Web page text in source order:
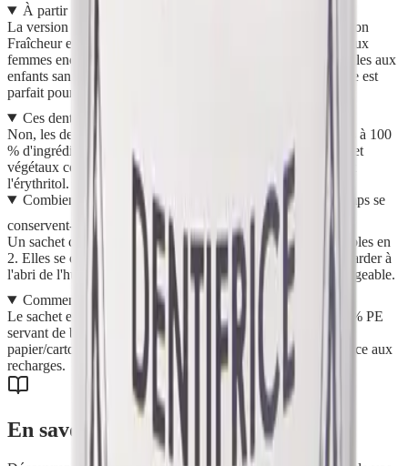
À partir de quel âge les enfants peuvent-ils les utiliser ?
La version Douceur convient aux enfants dès 3 ans. La version
Fraîcheur est déconseillée aux enfants de moins de 7 ans et aux
femmes enceintes. Dans tous les cas, ne donnez pas les pastilles aux
enfants sans la présence d'un adulte, et le format demi-pastille est
parfait pour les petites bouches.
Ces dentifrices contiennent-ils du fluor ?
Non, les deux formules sont sans fluor. Elles sont composées à 100
% d'ingrédients d'origine naturelle, avec des actifs minéraux et
végétaux comme l'hydroxyapatite, le carbonate de calcium et
l'érythritol.
Combien de pastilles contient un sachet et combien de temps se
conservent-elles ?
Un sachet contient 125 pastilles de 0,18 g (soit 22,5 g), sécables en
2. Elles se conservent 6 mois après ouverture. Pensez à les garder à
l'abri de l'humidité, idéalement dans le flacon en verre rechargeable.
Comment recycler l'emballage ?
Le sachet est un film en papier recyclable (80 % papier / 20 % PE
servant de barrière à l'humidité). Il se trie dans la filière
papier/carton. Le flacon en verre, lui, se réutilise à l'infini grâce aux
recharges.
En savoir plus